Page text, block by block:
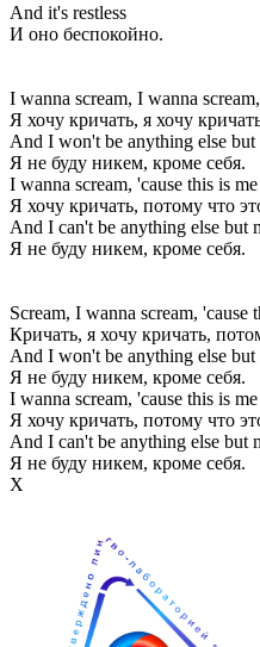
And it's restless
И оно беспокойно.
I wanna scream, I wanna
Я хочу кричать, я хочу
And I won't be anything else but
Я не буду никем, кроме себя.
I wanna scream, 'cause this is me
Я хочу кричать, потому что
And I can't be anything else but
Я не буду никем, кроме себя.
Scream, I wanna scream, 'cause
Кричать, я хочу кричать,
And I won't be anything else but
Я не буду никем, кроме себя.
I wanna scream, 'cause this is me
Я хочу кричать, потому что
And I can't be anything else but
Я не буду никем, кроме себя.
Х